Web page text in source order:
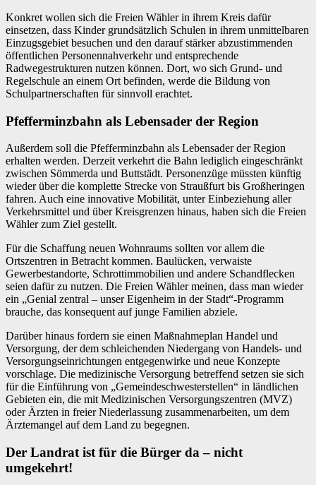
Konkret wollen sich die Freien Wähler in ihrem Kreis dafür
einsetzen, dass Kinder grundsätzlich Schulen in ihrem unmittelbaren
Einzugsgebiet besuchen und den darauf stärker abzustimmenden
öffentlichen Personennahverkehr und entsprechende
Radwegestrukturen nutzen können. Dort, wo sich Grund- und
Regelschule an einem Ort befinden, werde die Bildung von
Schulpartnerschaften für sinnvoll erachtet.
Pfefferminzbahn als Lebensader der Region
Außerdem soll die Pfefferminzbahn als Lebensader der Region
erhalten werden. Derzeit verkehrt die Bahn lediglich eingeschränkt
zwischen Sömmerda und Buttstädt. Personenzüge müssten künftig
wieder über die komplette Strecke von Straußfurt bis Großheringen
fahren. Auch eine innovative Mobilität, unter Einbeziehung aller
Verkehrsmittel und über Kreisgrenzen hinaus, haben sich die Freien
Wähler zum Ziel gestellt.
Für die Schaffung neuen Wohnraums sollten vor allem die
Ortszentren in Betracht kommen. Baulücken, verwaiste
Gewerbestandorte, Schrottimmobilien und andere Schandflecken
seien dafür zu nutzen. Die Freien Wähler meinen, dass man wieder
ein „Genial zentral – unser Eigenheim in der Stadt“-Programm
brauche, das konsequent auf junge Familien abziele.
Darüber hinaus fordern sie einen Maßnahmeplan Handel und
Versorgung, der dem schleichenden Niedergang von Handels- und
Versorgungseinrichtungen entgegenwirke und neue Konzepte
vorschlage. Die medizinische Versorgung betreffend setzen sie sich
für die Einführung von „Gemeindeschwesterstellen“ in ländlichen
Gebieten ein, die mit Medizinischen Versorgungszentren (MVZ)
oder Ärzten in freier Niederlassung zusammenarbeiten, um dem
Ärztemangel auf dem Land zu begegnen.
Der Landrat ist für die Bürger da – nicht
umgekehrt!